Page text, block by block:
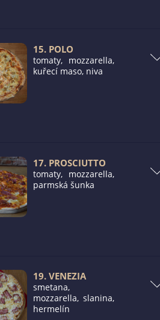
15. POLO
tomaty, mozzarella,
kuřecí maso, niva
17. PROSCIUTTO
tomaty, mozzarella,
parmská šunka
19. VENEZIA
smetana,
mozzarella, slanina,
hermelín